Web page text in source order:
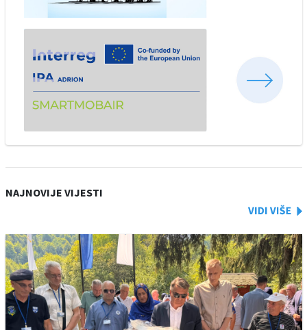
NAJNOVIJE VIJESTI